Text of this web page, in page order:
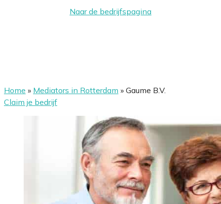
Naar de bedrijfspagina
Home » Mediators in Rotterdam » Gaume B.V.
Claim je bedrijf